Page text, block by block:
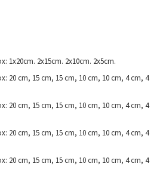
1x20cm. 2x15cm. 2x10cm. 2x5cm.
20 cm, 15 cm, 15 cm, 10 cm, 10 cm, 4 cm, 4
20 cm, 15 cm, 15 cm, 10 cm, 10 cm, 4 cm, 4
20 cm, 15 cm, 15 cm, 10 cm, 10 cm, 4 cm, 4
20 cm, 15 cm, 15 cm, 10 cm, 10 cm, 4 cm, 4